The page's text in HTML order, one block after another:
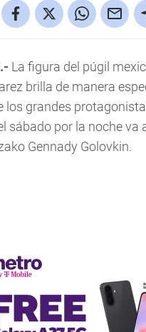
La figura del púgil
brilla de manera
los grandes
sábado por la noche va
Gennady Golovkin.